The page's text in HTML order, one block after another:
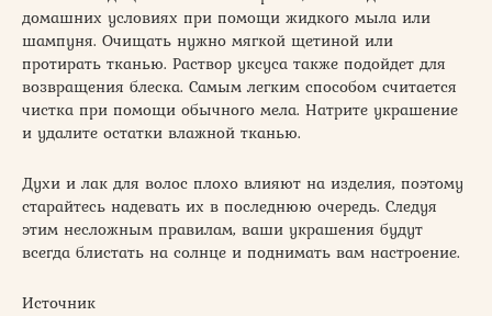
домашних условиях при помощи жидкого мыла или
шампуня. Очищать нужно мягкой щетиной или
протирать тканью. Раствор уксуса также подойдет для
возвращения блеска. Самым легким способом считается
чистка при помощи обычного мела. Натрите украшение
и удалите остатки влажной тканью.
Духи и лак для волос плохо влияют на изделия, поэтому
старайтесь надевать их в последнюю очередь. Следуя
этим несложным правилам, ваши украшения будут
всегда блистать на солнце и поднимать вам настроение.
Источник